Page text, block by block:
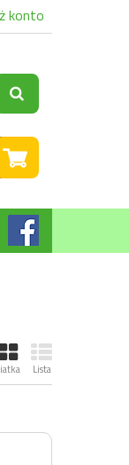
konto
Lista